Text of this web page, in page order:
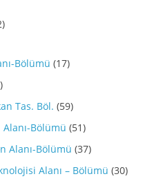
Bölümü (17)
Tas. Böl. (59)
Bölümü (51)
Alanı-Bölümü (37)
Alanı – Bölümü (30)